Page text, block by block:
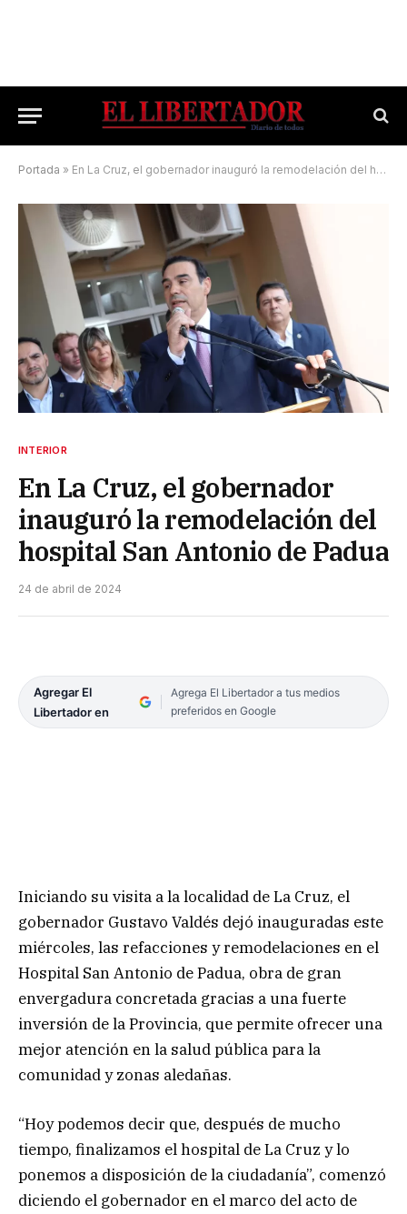
Portada » En La Cruz, el gobernador inauguró la remodelación del hospital San Antonio de Padua
INTERIOR
En La Cruz, el gobernador
inauguró la remodelación del
hospital San Antonio de Padua
24 de abril de 2024
Agregar El
Libertador en
Agrega El Libertador a tus medios
preferidos en Google
Iniciando su visita a la localidad de La Cruz, el
gobernador Gustavo Valdés dejó inauguradas este
miércoles, las refacciones y remodelaciones en el
Hospital San Antonio de Padua, obra de gran
envergadura concretada gracias a una fuerte
inversión de la Provincia, que permite ofrecer una
mejor atención en la salud pública para la
comunidad y zonas aledañas.
“Hoy podemos decir que, después de mucho
tiempo, finalizamos el hospital de La Cruz y lo
ponemos a disposición de la ciudadanía”, comenzó
diciendo el gobernador en el marco del acto de